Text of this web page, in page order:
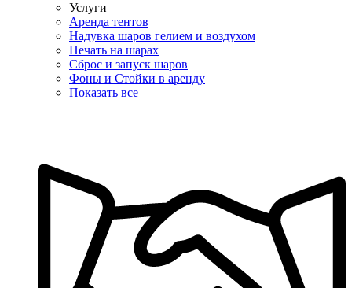
Услуги
Аренда тентов
Надувка шаров гелием и воздухом
Печать на шарах
Сброс и запуск шаров
Фоны и Стойки в аренду
Показать все